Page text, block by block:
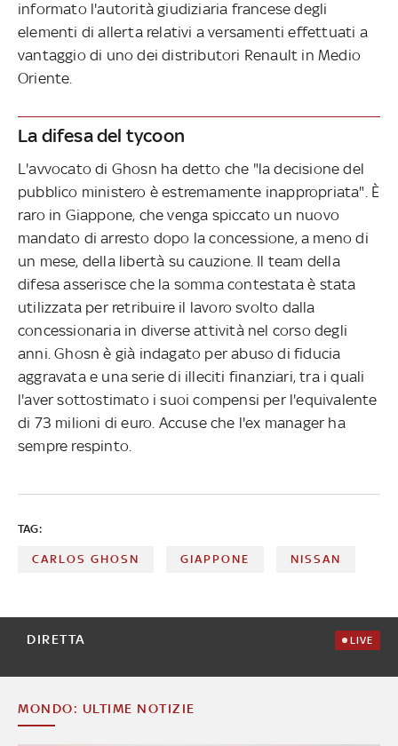
informato l'autorità giudiziaria francese degli
elementi di allerta relativi a versamenti effettuati a
vantaggio di uno dei distributori Renault in Medio
Oriente.
La difesa del tycoon
L'avvocato di Ghosn ha detto che "la decisione del
pubblico ministero è estremamente inappropriata". È
raro in Giappone, che venga spiccato un nuovo
mandato di arresto dopo la concessione, a meno di
un mese, della libertà su cauzione. Il team della
difesa asserisce che la somma contestata è stata
utilizzata per retribuire il lavoro svolto dalla
concessionaria in diverse attività nel corso degli
anni. Ghosn è già indagato per abuso di fiducia
aggravata e una serie di illeciti finanziari, tra i quali
l'aver sottostimato i suoi compensi per l'equivalente
di 73 milioni di euro. Accuse che l'ex manager ha
sempre respinto.
TAG:
CARLOS GHOSN GIAPPONE NISSAN
DIRETTA LIVE
MONDO: ULTIME NOTIZIE